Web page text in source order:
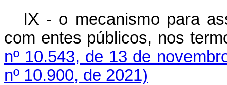
IX - o mecanismo para
com entes públicos, nos
nº 10.543, de 13 de
nº 10.900, de 2021)